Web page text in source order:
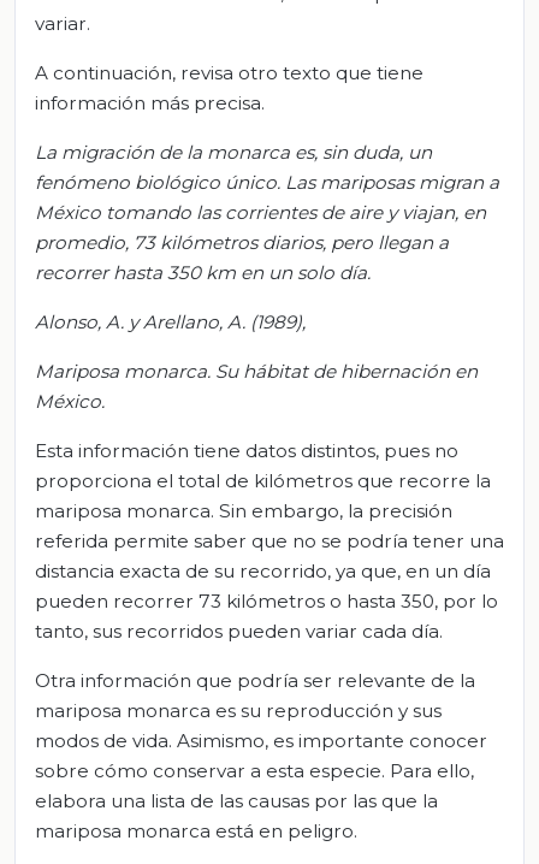
variar.
A continuación, revisa otro texto que tiene
información más precisa.
La migración de la monarca es, sin duda, un
fenómeno biológico único. Las mariposas migran a
México tomando las corrientes de aire y viajan, en
promedio, 73 kilómetros diarios, pero llegan a
recorrer hasta 350 km en un solo día.
Alonso, A. y Arellano, A. (1989),
Mariposa monarca. Su hábitat de hibernación en
México.
Esta información tiene datos distintos, pues no
proporciona el total de kilómetros que recorre la
mariposa monarca. Sin embargo, la precisión
referida permite saber que no se podría tener una
distancia exacta de su recorrido, ya que, en un día
pueden recorrer 73 kilómetros o hasta 350, por lo
tanto, sus recorridos pueden variar cada día.
Otra información que podría ser relevante de la
mariposa monarca es su reproducción y sus
modos de vida. Asimismo, es importante conocer
sobre cómo conservar a esta especie. Para ello,
elabora una lista de las causas por las que la
mariposa monarca está en peligro.